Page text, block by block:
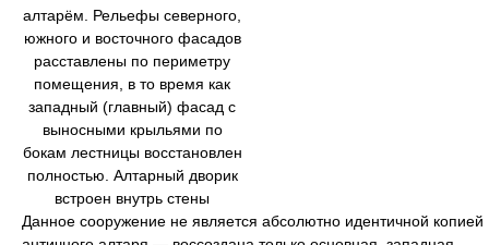
алтарём. Рельефы северного,
южного и восточного фасадов
расставлены по периметру
помещения, в то время как
западный (главный) фасад с
выносными крыльями по
бокам лестницы восстановлен
полностью. Алтарный дворик
встроен внутрь стены
Данное сооружение не является абсолютно идентичной копией